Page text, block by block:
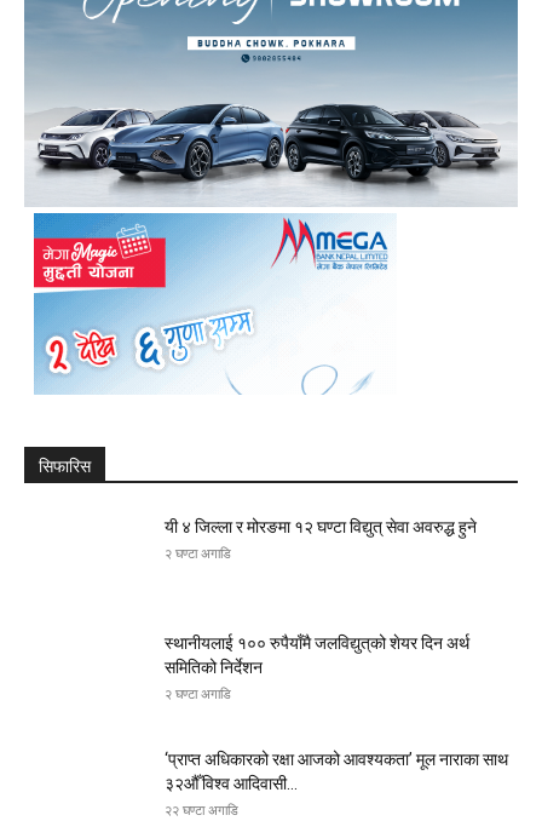
सिफारिस
यी ४ जिल्ला र मोरङमा १२ घण्टा विद्युत् सेवा अवरुद्ध हुने
२ घण्टा अगाडि
स्थानीयलाई १०० रुपैयाँमै जलविद्युत्‌को शेयर दिन अर्थ
समितिको निर्देशन
२ घण्टा अगाडि
‘प्राप्त अधिकारको रक्षा आजको आवश्यकता’ मूल नाराका साथ
३२औँ विश्व आदिवासी...
२२ घण्टा अगाडि